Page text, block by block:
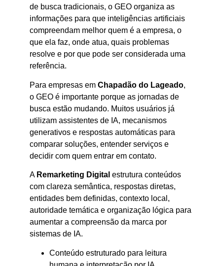
de busca tradicionais, o GEO organiza as
informações para que inteligências artificiais
compreendam melhor quem é a empresa, o
que ela faz, onde atua, quais problemas
resolve e por que pode ser considerada uma
referência.
Para empresas em Chapadão do Lageado,
o GEO é importante porque as jornadas de
busca estão mudando. Muitos usuários já
utilizam assistentes de IA, mecanismos
generativos e respostas automáticas para
comparar soluções, entender serviços e
decidir com quem entrar em contato.
A Remarketing Digital estrutura conteúdos
com clareza semântica, respostas diretas,
entidades bem definidas, contexto local,
autoridade temática e organização lógica para
aumentar a compreensão da marca por
sistemas de IA.
Conteúdo estruturado para leitura